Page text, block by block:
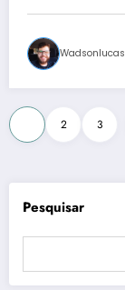
Wadsonlucas
Paginação
de
posts
2 3
Pesquisar